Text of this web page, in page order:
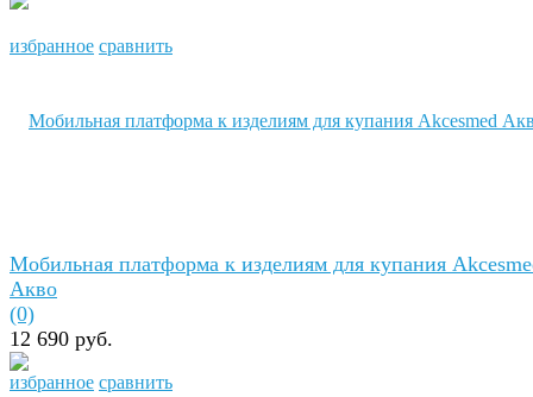
избранное сравнить
избранное сравнить
Мобильная платформа к изделиям для купания
Акво
(0)
12 690 руб.